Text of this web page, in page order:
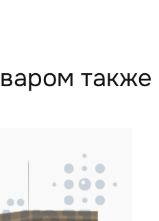
также